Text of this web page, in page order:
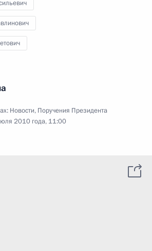
Новости, Поручения Президента
2010 года, 11:00